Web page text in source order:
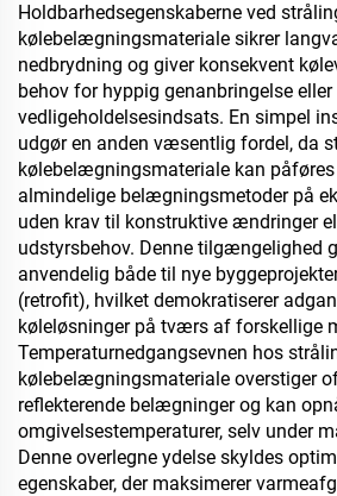
Holdbarhedsegenskaberne ved
kølebelægningsmateriale sikrer
nedbrydning og giver konsekvent
behov for hyppig genanbringelse eller
vedligeholdelsesindsats. En simpel
udgør en anden væsentlig fordel, da
kølebelægningsmateriale kan
almindelige belægningsmetoder på
uden krav til konstruktive ændringer
udstyrsbehov. Denne tilgængelighed
anvendelig både til nye
(retrofit), hvilket demokratiserer
køleløsninger på tværs af forskellige
Temperaturnedgangsevnen hos
kølebelægningsmateriale overstiger
reflekterende belægninger og kan
omgivelsestemperaturer, selv under
Denne overlegne ydelse skyldes
egenskaber, der maksimerer